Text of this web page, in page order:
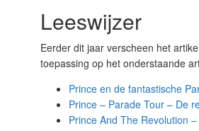
Leeswijzer
Eerder dit jaar verscheen het
toepassing op het onderstaande
Prince en de fantastische
Prince – Parade Tour – De
Prince And The Revolution